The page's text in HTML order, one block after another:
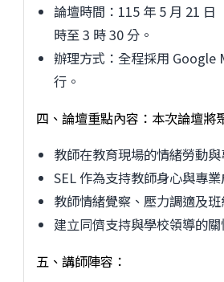
論壇時間：115 年 5 月 21 日
時至 3 時 30 分。
辦理方式：全程採用 Google
行。
四、論壇重點內容：本次論壇將
教師在教育現場的情緒勞動與
SEL 作為支持教師身心與專業
教師情緒覺察、壓力調適及班
建立同儕支持與學校領導的關
五、講師陣容：